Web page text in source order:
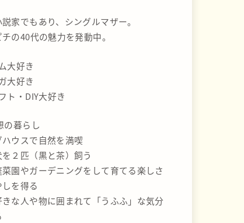
家でもあり、シングルマザー。
の40代の魅力を発動中。
大好き
大好き
ト・DIY大好き
の暮らし
ハウスで自然を満喫
を２匹（黒と茶）飼う
菜園やガーデニングをして育てる楽しさ
しを得る
きな人や物に囲まれて「うふふ」な気分